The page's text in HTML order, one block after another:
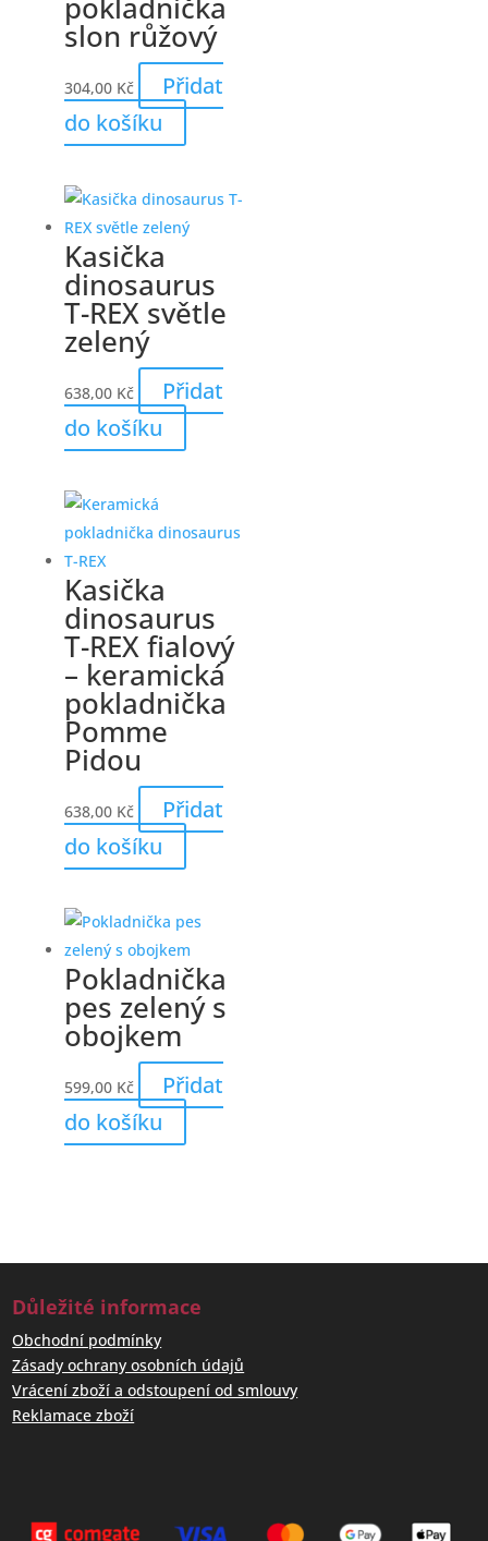
pokladnička
slon růžový
304,00 Kč
Přidat
do košíku
Kasička
dinosaurus
T-REX světle
zelený
638,00 Kč
Přidat
do košíku
Kasička
dinosaurus
T-REX fialový
– keramická
pokladnička
Pomme
Pidou
638,00 Kč
Přidat
do košíku
Pokladnička
pes zelený s
obojkem
599,00 Kč
Přidat
do košíku
Důležité informace
Obchodní podmínky
Zásady ochrany osobních údajů
Vrácení zboží a odstoupení od smlouvy
Reklamace zboží